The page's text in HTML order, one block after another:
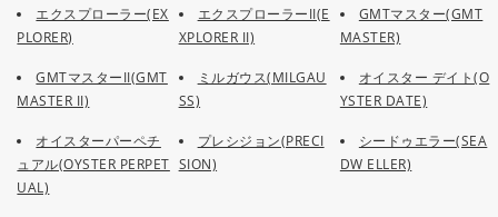
エクスプローラー(EX
PLORER)
エクスプローラーII(E
XPLORER II)
GMTマスター(GMT
MASTER)
GMTマスターII(GMT
MASTER II)
ミルガウス(MILGAU
SS)
オイスター デイト(O
YSTER DATE)
オイスターパーペチ
ュアル(OYSTER PERPET
UAL)
プレシジョン(PRECI
SION)
シードゥエラー(SEA
DW ELLER)